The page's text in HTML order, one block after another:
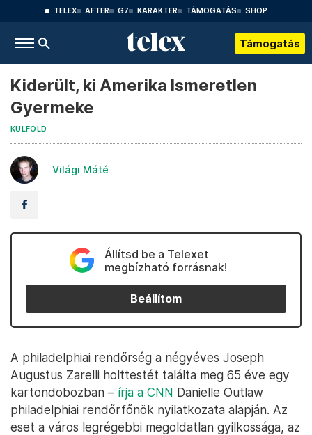
TELEX AFTER G7 KARAKTER TÁMOGATÁS SHOP
Támogatás
Kiderült, ki Amerika Ismeretlen
Gyermeke
KÜLFÖLD
Világi Máté
Állítsd be a Telexet
megbízható forrásnak!
Beállítom
A philadelphiai rendőrség a négyéves Joseph
Augustus Zarelli holttestét találta meg 65 éve egy
kartondobozban – írja a CNN Danielle Outlaw
philadelphiai rendőrfőnök nyilatkozata alapján. Az
eset a város legrégebbi megoldatlan gyilkossága, az